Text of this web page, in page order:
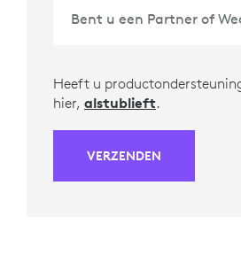
Heeft u
hier, alstublieft.
VERZENDEN